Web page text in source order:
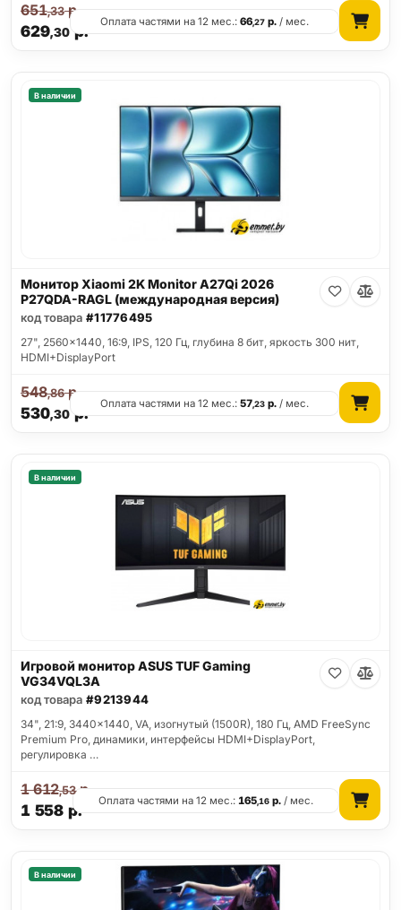
629,30р.
651,33р.
Оплата частями на 12 мес.:66,27 р. / мес.
В наличии
Монитор Xiaomi 2K Monitor A27Qi 2026
P27QDA-RAGL (международная версия)
код товара #11776495
27", 2560x1440, 16:9, IPS, 120 Гц, глубина 8 бит, яркость 300 нит,
HDMI+DisplayPort
530,30р.
548,86р.
Оплата частями на 12 мес.:57,23 р. / мес.
В наличии
Игровой монитор ASUS TUF Gaming
VG34VQL3A
код товара #9213944
34", 21:9, 3440x1440, VA, изогнутый (1500R), 180 Гц, AMD FreeSync
Premium Pro, динамики, интерфейсы HDMI+DisplayPort,
регулировка …
1 558 р.
1 612,53р.
Оплата частями на 12 мес.:165,16 р. / мес.
В наличии